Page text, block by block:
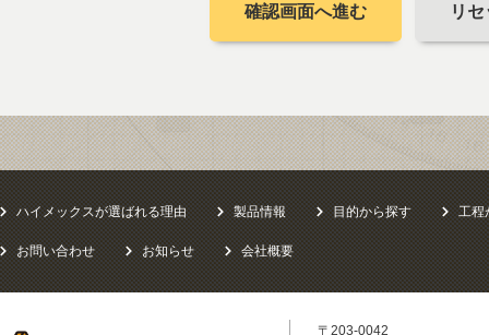
確認画面へ進む リ
ハイメックスが選ばれる理由 製品情報 目的から探す 工程
お問い合わせ お知らせ 会社概要
〒203-0042